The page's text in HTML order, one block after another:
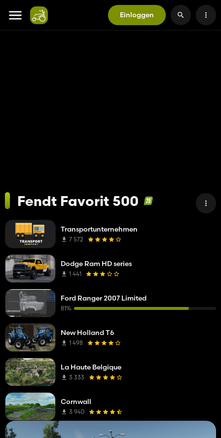
Einloggen
Fendt Favorit 500
Transportunternehmen
7 572
Dodge Ram HD series
1 441
Ford Ranger 2007 Limited
81%
New Holland T6
1 498
La Haute Belgique
3 333
Cornwall
3 940